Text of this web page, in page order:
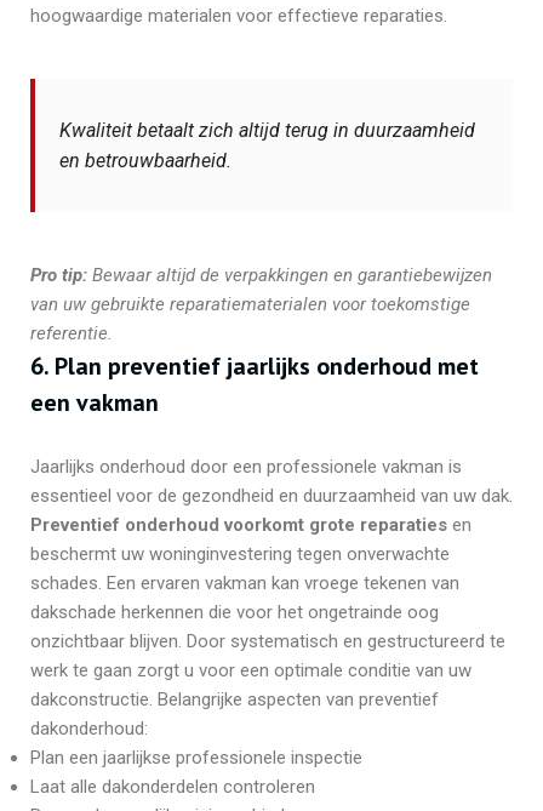
hoogwaardige materialen voor effectieve reparaties.
Kwaliteit betaalt zich altijd terug in duurzaamheid
en betrouwbaarheid.
Pro tip: Bewaar altijd de verpakkingen en garantiebewijzen
van uw gebruikte reparatiematerialen voor toekomstige
referentie.
6. Plan preventief jaarlijks onderhoud met
een vakman
Jaarlijks onderhoud door een professionele vakman is
essentieel voor de gezondheid en duurzaamheid van uw dak.
Preventief onderhoud voorkomt grote reparaties en
beschermt uw woninginvestering tegen onverwachte
schades. Een ervaren vakman kan vroege tekenen van
dakschade herkennen die voor het ongetrainde oog
onzichtbaar blijven. Door systematisch en gestructureerd te
werk te gaan zorgt u voor een optimale conditie van uw
dakconstructie. Belangrijke aspecten van preventief
dakonderhoud:
Plan een jaarlijkse professionele inspectie
Laat alle dakonderdelen controleren